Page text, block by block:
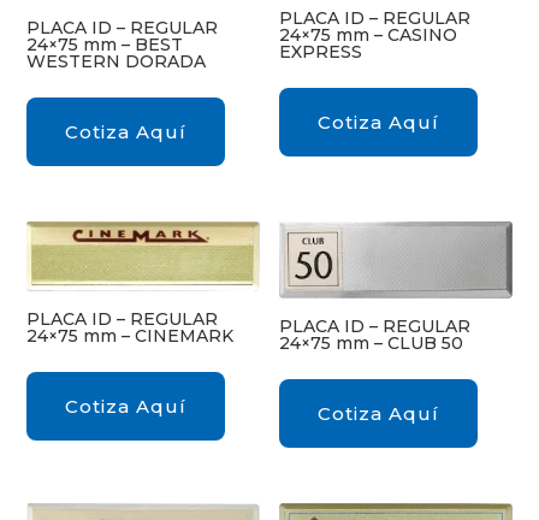
PLACA ID – REGULAR
24×75 mm – BEST
WESTERN DORADA
Cotiza Aquí
PLACA ID – REGULAR
24×75 mm – CASINO
EXPRESS
Cotiza Aquí
PLACA ID – REGULAR
24×75 mm – CINEMARK
Cotiza Aquí
PLACA ID – REGULAR
24×75 mm – CLUB 50
Cotiza Aquí